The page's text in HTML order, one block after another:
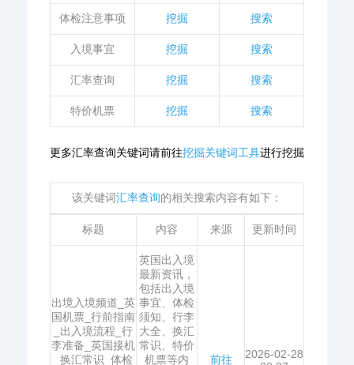
体检注意事项 挖掘 搜索
入境事宜 挖掘 搜索
汇率查询 挖掘 搜索
特价机票 挖掘 搜索
更多汇率查询关键词请前往挖掘关键词工具进行挖掘
该关键词汇率查询的相关搜索内容有如下：
标题 内容 来源 更新时间
出境入境频道_英
国机票_行前指南
_出入境流程_行
李准备_英国接机
_换汇常识_体检
英国出入境
最新资讯，
包括出入境
事宜、体检
须知、行李
大全、换汇
常识、特价
机票等内
前往
2026-02-28